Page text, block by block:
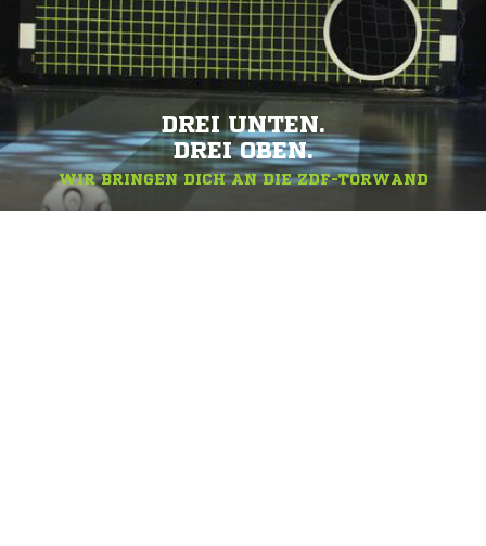
DREI UNTEN.
DREI OBEN.
WIR BRINGEN DICH AN DIE ZDF-TORWAND